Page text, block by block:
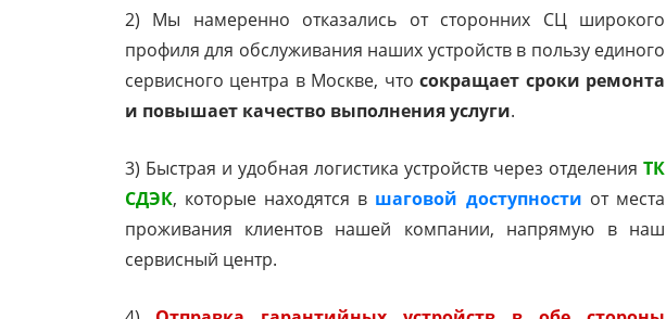
2) Мы намеренно отказались от сторонних СЦ широкого
профиля для обслуживания наших устройств в пользу единого
сервисного центра в Москве, что сокращает сроки ремонта
и повышает качество выполнения услуги.
3) Быстрая и удобная логистика устройств через отделения ТК
СДЭК, которые находятся в шаговой доступности от места
проживания клиентов нашей компании, напрямую в наш
сервисный центр.